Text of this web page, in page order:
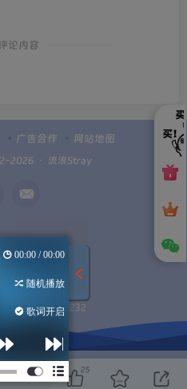
论内容
广告合作 网站地图
2026 ・ 流浪Stray
Q群100949232
25
00:00 / 00:00
随机播放
歌词开启